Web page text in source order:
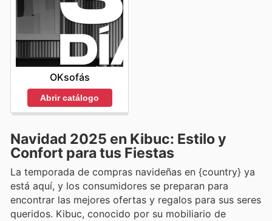
OKsofás
Abrir catálogo
Navidad 2025 en Kibuc: Estilo y
Confort para tus Fiestas
La temporada de compras navideñas en {country} ya
está aquí, y los consumidores se preparan para
encontrar las mejores ofertas y regalos para sus seres
queridos. Kibuc, conocido por su mobiliario de